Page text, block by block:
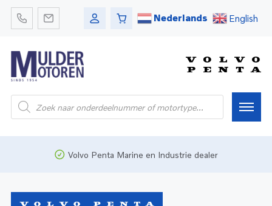
Nederlands English
Volvo Penta Marine en Industrie dealer